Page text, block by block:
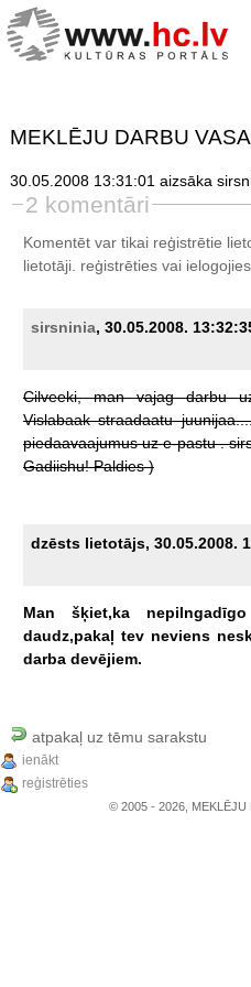
MEKLĒJU DARBU
30.05.2008 13:31:01 aizsāka
2 komentāri
Komentēt var tikai reģistrētie
lietotāji. reģistrētiesvai
sirsninia, 30.05.2008.
Cilveeki, man vajag darbu
Vislabaak straadaatu
piedaavaajumus uz e-pastu .
Gadiishu! Paldies )
dzēsts lietotājs, 30.05.2008.
Man šķiet,ka nepilngadīgo
daudz,pakaļ tev neviens
darba devējiem.
atpakaļ uz tēmu sarakstu
ienākt
reģistrēties
© 2005 - 2026, MEKLĒJU